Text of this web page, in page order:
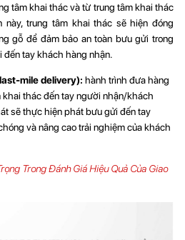
tâm khai thác và từ trung tâm khai thác
này, trung tâm khai thác sẽ hiện đóng
gỗ để đảm bảo an toàn bưu gửi trong
tay khách hàng nhận.
mile delivery): hành trình đưa hàng
thác đến tay người nhận/khách
sẽ thực hiện phát bưu gửi đến tay
và nâng cao trải nghiệm của khách
Trong Đánh Giá Hiệu Quả Của Giao